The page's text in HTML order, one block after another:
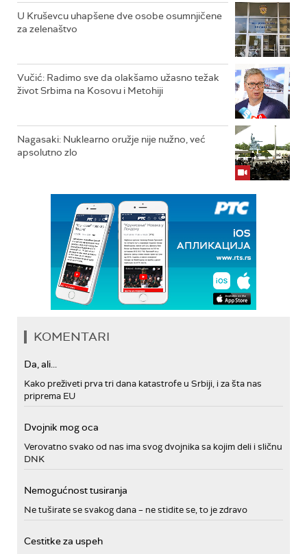
U Kruševcu uhapšene dve osobe osumnjičene
za zelenaštvo
Vučić: Radimo sve da olakšamo užasno težak
život Srbima na Kosovu i Metohiji
Nagasaki: Nuklearno oružje nije nužno, već
apsolutno zlo
KOMENTARI
Da, ali...
Kako preživeti prva tri dana katastrofe u Srbiji, i za šta nas
priprema EU
Dvojnik mog oca
Verovatno svako od nas ima svog dvojnika sa kojim deli i sličnu
DNK
Nemogućnost tusiranja
Ne tuširate se svakog dana – ne stidite se, to je zdravo
Cestitke za uspeh